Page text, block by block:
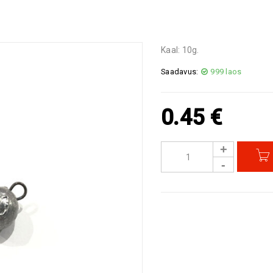
Kaal: 10g.
Saadavus: 999 laos
0.45 €